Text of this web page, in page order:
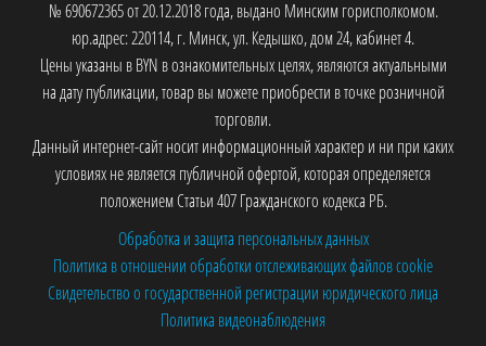
№ 690672365 от 20.12.2018 года, выдано Минским горисполкомом.
юр.адрес: 220114, г. Минск, ул. Кедышко, дом 24, кабинет 4.
Цены указаны в BYN в ознакомительных целях, являются актуальными
на дату публикации, товар вы можете приобрести в точке розничной
торговли.
Данный интернет-сайт носит информационный характер и ни при каких
условиях не является публичной офертой, которая определяется
положением Статьи 407 Гражданского кодекса РБ.
Обработка и защита персональных данных
Политика в отношении обработки отслеживающих файлов cookie
Свидетельство о государственной регистрации юридического лица
Политика видеонаблюдения